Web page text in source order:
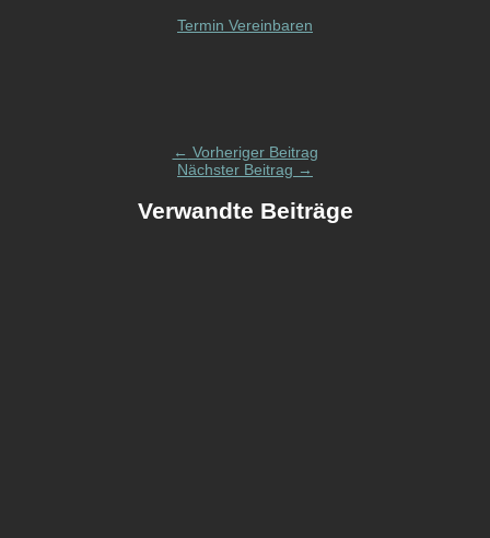
Termin Vereinbaren
← Vorheriger Beitrag
Nächster Beitrag →
Verwandte Beiträge